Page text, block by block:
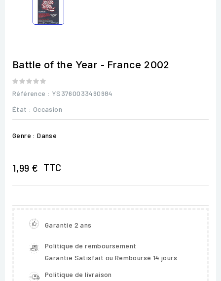
Battle of the Year - France 2002
Référence : YS3760033490984
État : Occasion
Genre : Danse
1,99 € TTC
Garantie 2 ans
Politique de remboursement
Garantie Satisfait ou Remboursé 14 jours
Politique de livraison